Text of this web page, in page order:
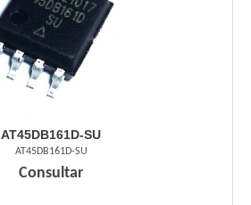
AT45DB161D-SU
AT45DB161D-SU
Consultar